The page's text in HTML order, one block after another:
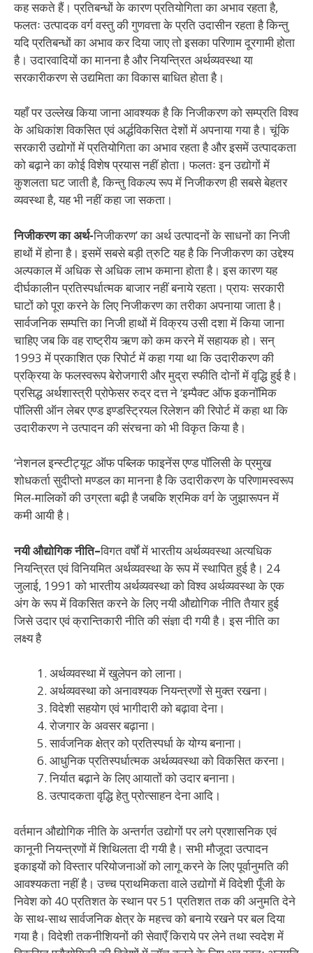
कह सकते हैं। प्रतिबन्धों के कारण प्रतियोगिता का अभाव रहता है,
फलतः उत्पादक वर्ग वस्तु की गुणवत्ता के प्रति उदासीन रहता है किन्तु
यदि प्रतिबन्धों का अभाव कर दिया जाए तो इसका परिणाम दूरगामी होता
है। उदारवादियों का मानना है और नियन्त्रित अर्थव्यवस्था या
सरकारीकरण से उद्यमिता का विकास बाधित होता है।
यहाँ पर उल्लेख किया जाना आवश्यक है कि निजीकरण को सम्प्रति विश्व
के अधिकांश विकसित एवं अर्द्धविकसित देशों में अपनाया गया है। चूंकि
सरकारी उद्योगों में प्रतियोगिता का अभाव रहता है और इसमें उत्पादकता
को बढ़ाने का कोई विशेष प्रयास नहीं होता। फलतः इन उद्योगों में
कुशलता घट जाती है, किन्तु विकल्प रूप में निजीकरण ही सबसे बेहतर
व्यवस्था है, यह भी नहीं कहा जा सकता।
निजीकरण का अर्थ-निजीकरण’ का अर्थ उत्पादनों के साधनों का निजी
हाथों में होना है। इसमें सबसे बड़ी त्रुटि यह है कि निजीकरण का उद्देश्य
अल्पकाल में अधिक से अधिक लाभ कमाना होता है। इस कारण यह
दीर्घकालीन प्रतिस्पर्धात्मक बाजार नहीं बनाये रहता। प्रायः सरकारी
घाटों को पूरा करने के लिए निजीकरण का तरीका अपनाया जाता है।
सार्वजनिक सम्पत्ति का निजी हाथों में विक्रय उसी दशा में किया जाना
चाहिए जब कि वह राष्ट्रीय ऋण को कम करने में सहायक हो। सन्
1993 में प्रकाशित एक रिपोर्ट में कहा गया था कि उदारीकरण की
प्रक्रिया के फलस्वरूप बेरोजगारी और मुद्रा स्फीति दोनों में वृद्धि हुई है।
प्रसिद्ध अर्थशास्त्री प्रोफेसर रुद्र दत्त ने ‘इम्पैक्ट ऑफ इकनॉमिक
पॉलिसी ऑन लेबर एण्ड इण्डस्ट्रियल रिलेशन की रिपोर्ट में कहा था कि
उदारीकरण ने उत्पादन की संरचना को भी विकृत किया है।
‘नेशनल इन्स्टीट्यूट ऑफ पब्लिक फाइनेंस एण्ड पॉलिसी के प्रमुख
शोधकर्ता सुदीप्तो मण्डल का मानना है कि उदारीकरण के परिणामस्वरूप
मिल-मालिकों की उग्रता बढ़ी है जबकि श्रमिक वर्ग के जुझारूपन में
कमी आयी है।
नयी औद्योगिक नीति–विगत वर्षों में भारतीय अर्थव्यवस्था अत्यधिक
नियन्त्रित एवं विनियमित अर्थव्यवस्था के रूप में स्थापित हुई है। 24
जुलाई, 1991 को भारतीय अर्थव्यवस्था को विश्व अर्थव्यवस्था के एक
अंग के रूप में विकसित करने के लिए नयी औद्योगिक नीति तैयार हुई
जिसे उदार एवं क्रान्तिकारी नीति की संज्ञा दी गयी है। इस नीति का
लक्ष्य है
अर्थव्यवस्था में खुलेपन को लाना।
अर्थव्यवस्था को अनावश्यक नियन्त्रणों से मुक्त रखना।
विदेशी सहयोग एवं भागीदारी को बढ़ावा देना।
रोजगार के अवसर बढ़ाना।
सार्वजनिक क्षेत्र को प्रतिस्पर्धा के योग्य बनाना।
आधुनिक प्रतिस्पर्धात्मक अर्थव्यवस्था को विकसित करना।
निर्यात बढ़ाने के लिए आयातों को उदार बनाना।
उत्पादकता वृद्धि हेतु प्रोत्साहन देना आदि।
वर्तमान औद्योगिक नीति के अन्तर्गत उद्योगों पर लगे प्रशासनिक एवं
कानूनी नियन्त्रणों में शिथिलता दी गयी है। सभी मौजूदा उत्पादन
इकाइयों को विस्तार परियोजनाओं को लागू करने के लिए पूर्वानुमति की
आवश्यकता नहीं है। उच्च प्राथमिकता वाले उद्योगों में विदेशी पूँजी के
निवेश को 40 प्रतिशत के स्थान पर 51 प्रतिशत तक की अनुमति देने
के साथ-साथ सार्वजनिक क्षेत्र के महत्त्व को बनाये रखने पर बल दिया
गया है। विदेशी तकनीशियनों की सेवाएँ किराये पर लेने तथा स्वदेश में